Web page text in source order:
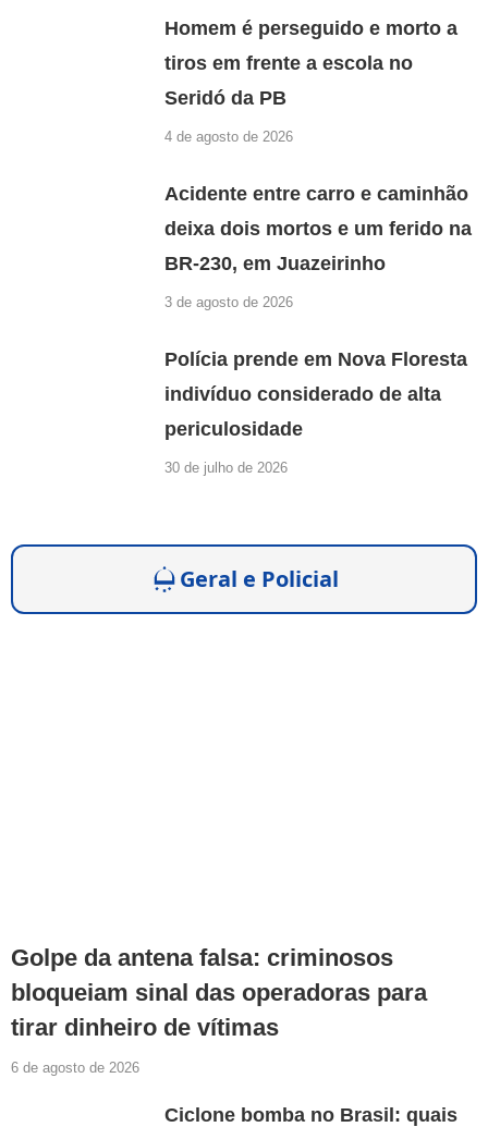
Homem é perseguido e morto a
tiros em frente a escola no
Seridó da PB
4 de agosto de 2026
Acidente entre carro e caminhão
deixa dois mortos e um ferido na
BR-230, em Juazeirinho
3 de agosto de 2026
Polícia prende em Nova Floresta
indivíduo considerado de alta
periculosidade
30 de julho de 2026
Geral e Policial
Golpe da antena falsa: criminosos
bloqueiam sinal das operadoras para
tirar dinheiro de vítimas
6 de agosto de 2026
Ciclone bomba no Brasil: quais